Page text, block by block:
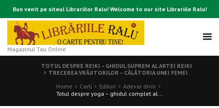
Bun venit pe siteul Librariilor Ralu! Welcome to our site Librariile Ralu!
Magazinul Tau Online
TOTUL DESPRE REIKI – GHIDUL SUPREM AL ARTEI REIKI
TRECEREA VRĂJITORILOR – CĂLĂTORIA UNEI FEMEI
Home
Carti Edituri
Adevar divin
Totul despre yoga – ghidul complet al...